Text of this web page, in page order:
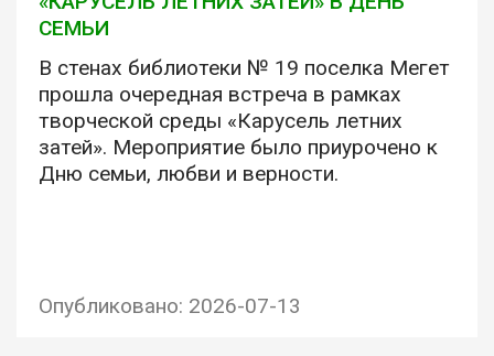
СЕМЬИ
В стенах библиотеки № 19 поселка Мегет
прошла очередная встреча в рамках
творческой среды «Карусель летних
затей». Мероприятие было приурочено к
Дню семьи, любви и верности.
Опубликовано: 2026-07-13